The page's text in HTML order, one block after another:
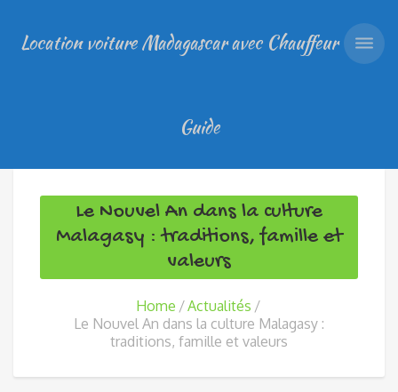
Location voiture Madagascar avec Chauffeur
Guide
Le Nouvel An dans la culture
Malagasy : traditions, famille et
valeurs
Home
Actualités
Le Nouvel An dans la culture Malagasy :
traditions, famille et valeurs